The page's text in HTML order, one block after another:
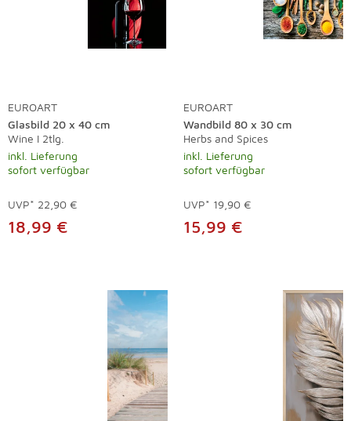
EUROART
Glasbild 20 x 40 cm
Wine I 2tlg.
inkl. Lieferung
sofort verfügbar
UVP* 22,90 €
18,99 €
EUROART
Wandbild 80 x 30 cm
Herbs and Spices
inkl. Lieferung
sofort verfügbar
UVP* 19,90 €
15,99 €